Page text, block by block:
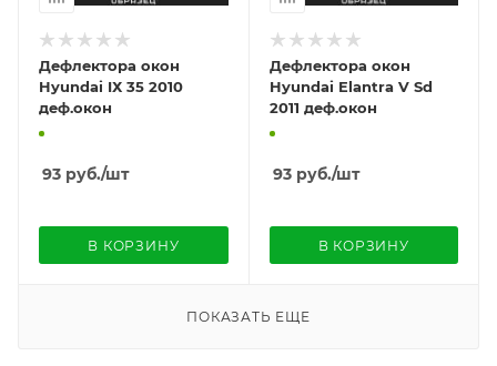
Дефлектора окон
Hyundai IХ 35 2010
деф.окон
93 руб./шт
В КОРЗИНУ
Дефлектора окон
Hyundai Elantra V Sd
2011 деф.окон
93руб./шт
В КОРЗИНУ
ПОКАЗАТЬ ЕЩЕ